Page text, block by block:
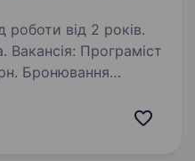
роботи від 2 років.
просто підтримка